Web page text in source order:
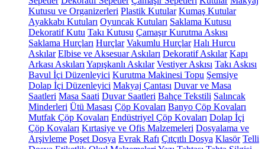
Kutusu ve Organizerleri Plastik Kutular Kumaş Kutular
Ayakkabı Kutuları Oyuncak Kutuları Saklama Kutusu
Dekoratif Kutu Takı Kutusu Çamaşır Kurutma Askısı
Saklama Hurçları Hurçlar Vakumlu Hurçlar Halı Hurcu
Askılar Elbise ve Aksesuar Askıları Dekoratif Askılar Kapı
Arkası Askıları Yapışkanlı Askılar Vestiyer Askısı Takı Askısı
Bavul İçi Düzenleyici Kurutma Makinesi Topu Şemsiye
Dolap İçi Düzenleyici Makyaj Çantası Duvar ve Masa
Saatleri Masa Saati Duvar Saatleri Bahçe Tekstili Salıncak
Minderleri Ütü Masası Çöp Kovaları Banyo Çöp Kovaları
Mutfak Çöp Kovaları Endüstriyel Çöp Kovaları Dolap İçi
Çöp Kovaları Kırtasiye ve Ofis Malzemeleri Dosyalama ve
Arşivleme Poşet Dosya Evrak Rafı Çıtçıtlı Dosya Klasör Telli